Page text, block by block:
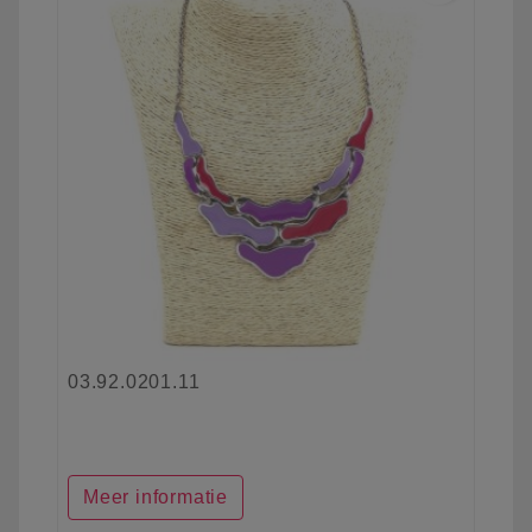
03.92.0201.11
Meer informatie